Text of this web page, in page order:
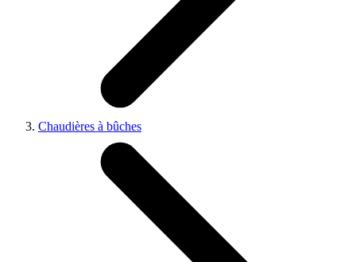
Chaudières à bûches